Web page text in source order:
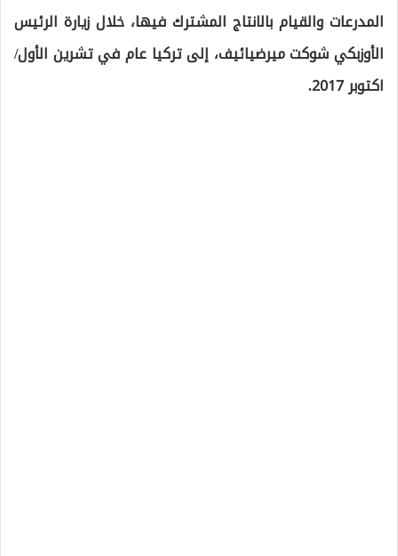
المدرعات والقيام بالانتاج المشترك فيها، خلال زيارة الرئيس
الأوزبكي شوكت ميرضيائيف، إلى تركيا عام في تشرين الأول/
اكتوبر 2017.